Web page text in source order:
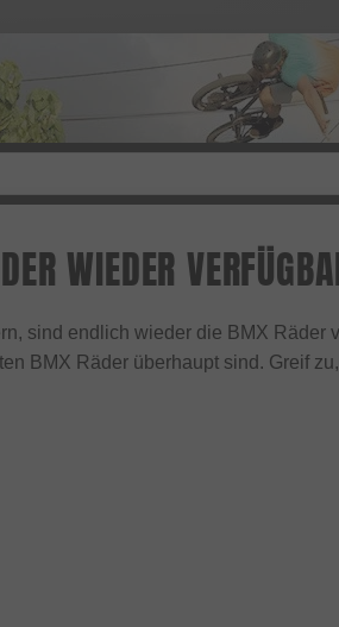
WIEDER
sind endlich wieder die BMX
BMX Räder überhaupt sind. Greif